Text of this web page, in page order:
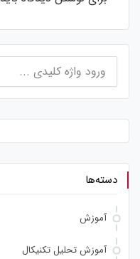
برای:
دسته‌ها
آموزش
آموزش تحلیل تکنیکال